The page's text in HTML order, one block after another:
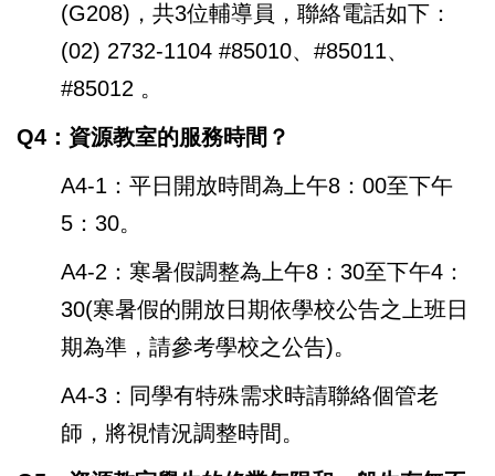
(G208)，共3位輔導員，聯絡電話如下：
(02) 2732-1104 #85010、#85011、
#85012 。
Q4：資源教室的服務時間？
A4-1：平日開放時間為上午8：00至下午
5：30。
A4-2：寒暑假調整為上午8：30至下午4：
30(寒暑假的開放日期依學校公告之上班日
期為準，請參考學校之公告)。
A4-3：同學有特殊需求時請聯絡個管老
師，將視情況調整時間。